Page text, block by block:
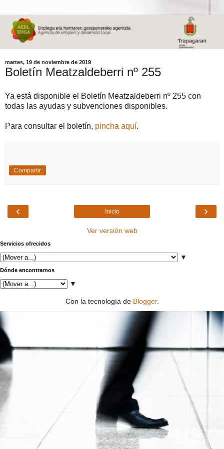
martes, 19 de noviembre de 2019
Boletín Meatzaldeberri nº 255
Ya está disponible el Boletín Meatzaldeberri nº 255 con
todas las ayudas y subvenciones disponibles.
Para consultar el boletín, pincha aquí.
Compartir
‹ ›
Inicio
Ver versión web
Servicios ofrecidos
▼
Dónde encontrarnos
▼
Con la tecnología de Blogger.